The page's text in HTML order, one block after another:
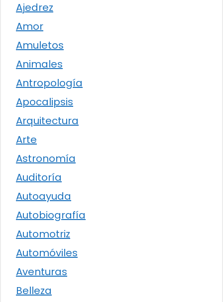
Ajedrez
Amor
Amuletos
Animales
Antropología
Apocalipsis
Arquitectura
Arte
Astronomía
Auditoría
Autoayuda
Autobiografía
Automotriz
Automóviles
Aventuras
Belleza